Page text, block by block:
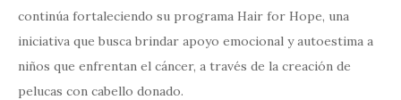
continúa fortaleciendo su programa Hair for Hope, una
iniciativa que busca brindar apoyo emocional y autoestima a
niños que enfrentan el cáncer, a través de la creación de
pelucas con cabello donado.